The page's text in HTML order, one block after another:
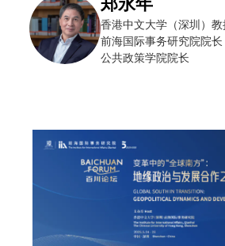
香港中文大学（深圳）教
前海国际事务研究院院长
公共政策学院院长